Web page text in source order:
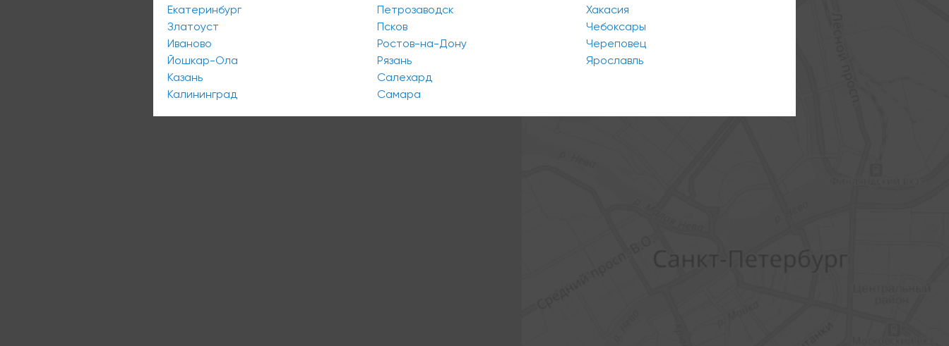
Екатеринбург
Златоуст
Иваново
Йошкар-Ола
Казань
Калининград
Петрозаводск
Псков
Ростов-на-Дону
Рязань
Салехард
Самара
Хакасия
Чебоксары
Череповец
Ярославль